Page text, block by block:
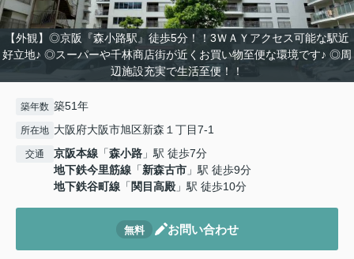
【外観】◎京阪『森小路駅』徒歩5分！！3ＷＡＹアクセス可能な駅近
好立地♪ ◎スーパーや千林商店街が近くお買い物至便な環境です♪ ◎周
辺施設充実で生活至便！！
築年数 築51年
所在地 大阪府大阪市旭区新森１丁目7-1
交通 京阪本線 「森小路 」駅 徒歩7分
地下鉄今里筋線 「新森古市 」駅 徒歩9分
地下鉄谷町線 「 関目高殿 」駅 徒歩10分
無料 お問い合わせ